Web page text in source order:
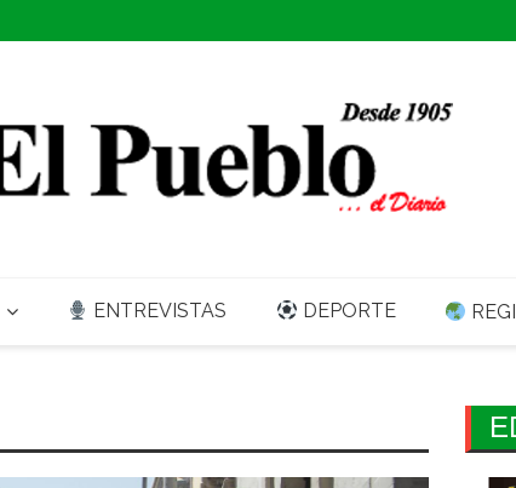
ENTREVISTAS DEPORTE